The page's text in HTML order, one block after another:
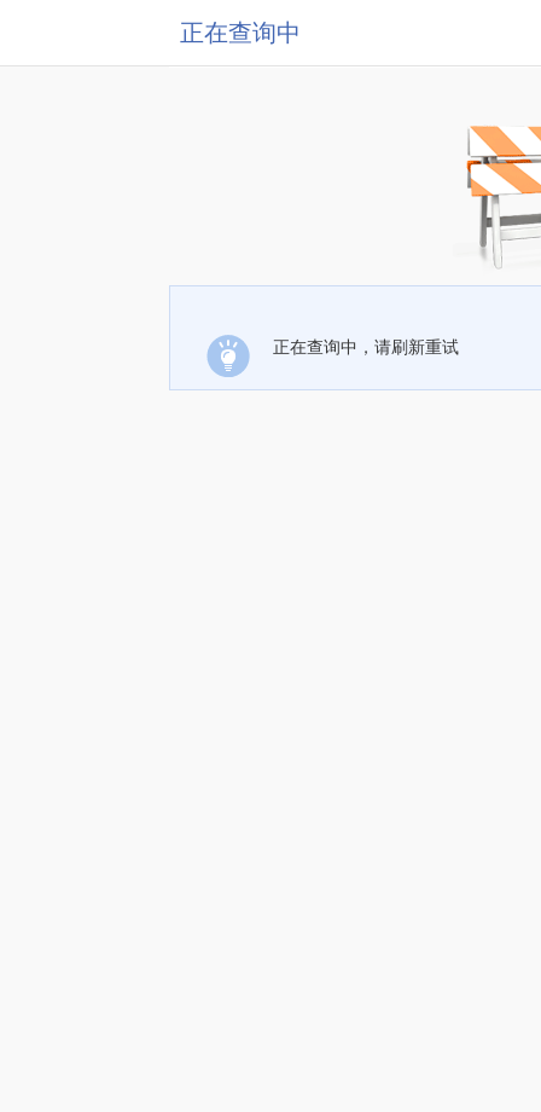
正在查询中
正在查询中，请刷新重试